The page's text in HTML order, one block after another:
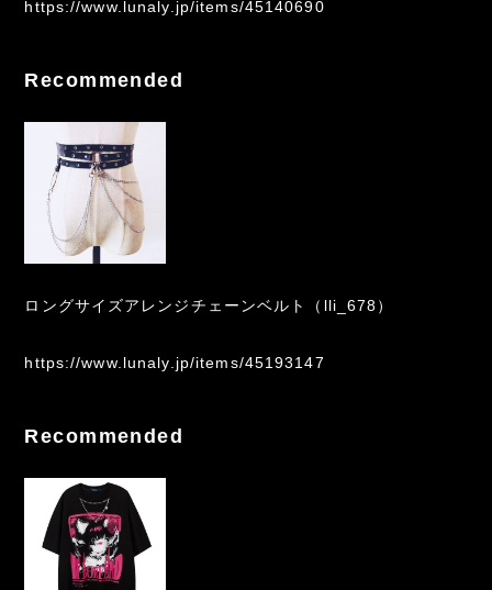
https://www.lunaly.jp/items/45140690
Recommended
ロングサイズアレンジチェーンベルト（lli_678）
https://www.lunaly.jp/items/45193147
Recommended